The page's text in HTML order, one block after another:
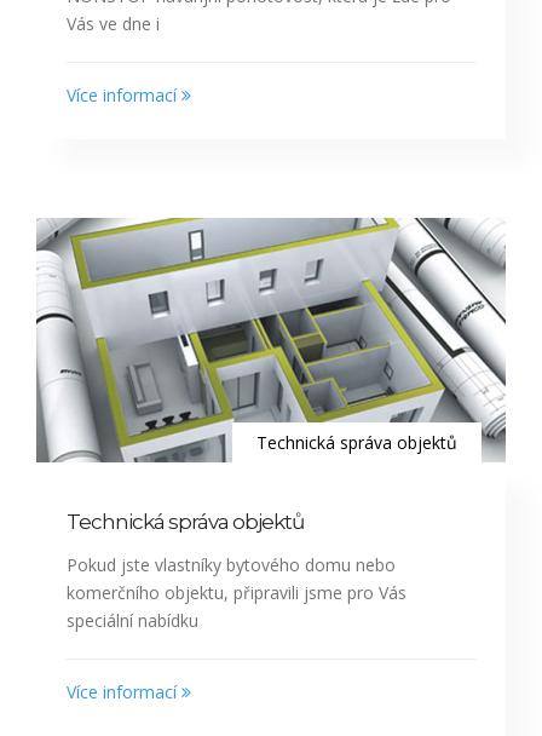
Vás ve dne i
Více informací
Technická správa objektů
Technická správa objektů
Pokud jste vlastníky bytového domu nebo
komerčního objektu, připravili jsme pro Vás
speciální nabídku
Více informací